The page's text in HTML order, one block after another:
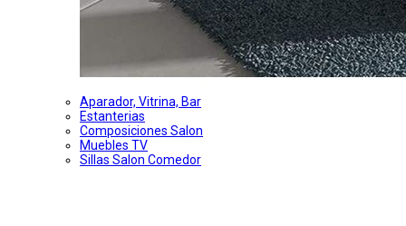
Aparador, Vitrina, Bar
Estanterias
Composiciones Salon
Muebles TV
Sillas Salon Comedor